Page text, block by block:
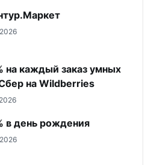
на каждый заказ умных
на Wildberries
в день рождения